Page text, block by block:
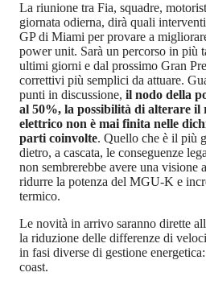
La riunione tra Fia, squadre,
giornata odierna, dirà quali
GP di Miami per provare a
power unit. Sarà un percorso in più
ultimi giorni e dal prossimo Gran
correttivi più semplici da attuare.
punti in discussione, il nodo della
al 50%, la possibilità di alterare
elettrico non è mai finita nelle
parti coinvolte. Quello che è il più
dietro, a cascata, le conseguenze
non sembrerebbe avere una visione
ridurre la potenza del MGU-K e
termico.
Le novità in arrivo saranno dirette
la riduzione delle differenze di
in fasi diverse di gestione
coast.